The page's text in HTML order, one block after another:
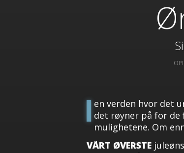
I en verden hvor det
det røyner på for
mulighetene. Om
VÅRT ØVERSTE